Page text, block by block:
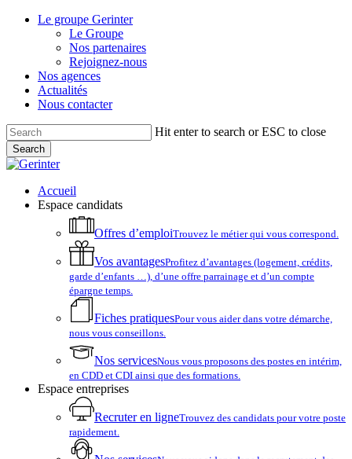
Skip
Le groupe Gerinter
Le Groupe
Nos partenaires
Rejoignez-nous
Nos agences
Actualités
Nous contacter
Hit enter to search or ESC to close
Search
Close
account
Menu
Accueil
Espace candidats
Offres d’emploiTrouvez le métier qui vous correspond.
Vos avantagesProfitez d’avantages (logement, crédits,
garde d’enfants …), d’une offre parrainage et d’un compte
épargne temps.
Fiches pratiquesPour vous aider dans votre démarche,
nous vous conseillons.
Nos servicesNous vous proposons des postes en intérim,
en CDD et CDI ainsi que des formations.
Espace entreprises
Recruter en ligneTrouvez des candidats pour votre poste
rapidement.